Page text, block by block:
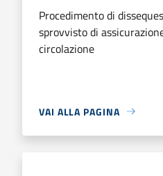
Procedimento di
sprovvisto di
circolazione
VAI ALLA PAGINA